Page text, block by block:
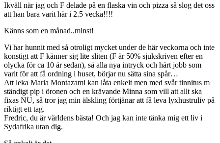
Ikväll när jag och F delade på en flaska vin och pizza så slog det oss
att han bara varit här i 2.5 vecka!!!!
Känns som en månad..minst!
Vi har hunnit med så otroligt mycket under de här veckorna och inte
konstigt att F känner sig lite sliten (F är 50% sjukskriven efter en
olycka för ca 10 år sedan), så alla nya intryck och hårt jobb som
varit för att få ordning i huset, börjar nu sätta sina spår…
Att leka Maria Montazami kan låta enkelt men med svår tinnitus m
ständigt pip i öronen och en krävande Minna som vill att allt ska
fixas NU, så tror jag min älskling förtjänar att få leva lyxhustruliv på
riktigt ett tag.
Fredric, du är världens bästa! Och jag kan inte tänka mig ett liv i
Sydafrika utan dig.